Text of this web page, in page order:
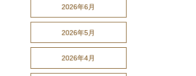
2026年6月
2026年5月
2026年4月